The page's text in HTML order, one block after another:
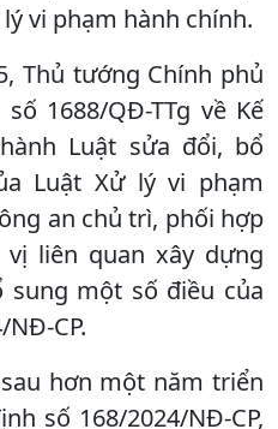
vi phạm hành chính.
Thủ tướng Chính phủ
1688/QĐ-TTg về Kế
Luật sửa đổi, bổ
Luật Xử lý vi phạm
an chủ trì, phối hợp
liên quan xây dựng
sung một số điều của
CP.
hơn một năm triển
số 168/2024/NĐ-CP,